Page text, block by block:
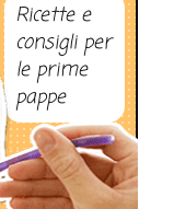
Ricette e
consigli per
le prime
pappe